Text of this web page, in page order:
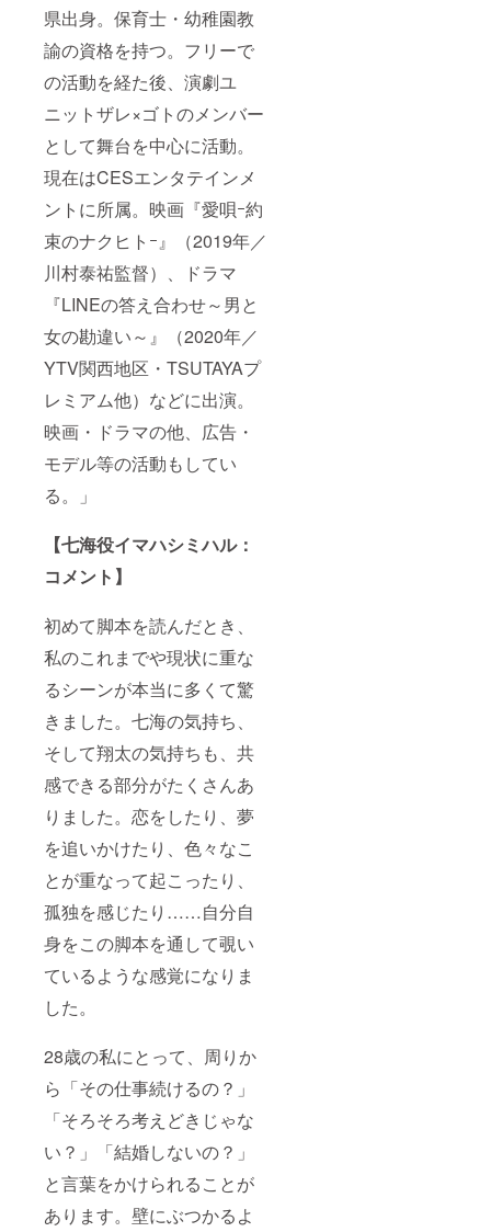
県出身。保育士・幼稚園教
諭の資格を持つ。フリーで
の活動を経た後、演劇ユ
ニットザレ×ゴトのメンバー
として舞台を中心に活動。
現在はCESエンタテインメ
ントに所属。映画『愛唄ｰ約
束のナクヒトｰ』（2019年／
川村泰祐監督）、ドラマ
『LINEの答え合わせ～男と
女の勘違い～』（2020年／
YTV関西地区・TSUTAYAプ
レミアム他）などに出演。
映画・ドラマの他、広告・
モデル等の活動もしてい
る。」
【七海役イマハシミハル：
コメント】
初めて脚本を読んだとき、
私のこれまでや現状に重な
るシーンが本当に多くて驚
きました。七海の気持ち、
そして翔太の気持ちも、共
感できる部分がたくさんあ
りました。恋をしたり、夢
を追いかけたり、色々なこ
とが重なって起こったり、
孤独を感じたり……自分自
身をこの脚本を通して覗い
ているような感覚になりま
した。
28歳の私にとって、周りか
ら「その仕事続けるの？」
「そろそろ考えどきじゃな
い？」「結婚しないの？」
と言葉をかけられることが
あります。壁にぶつかるよ